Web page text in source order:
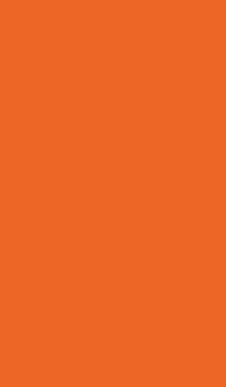
vòng hai thon gọn.